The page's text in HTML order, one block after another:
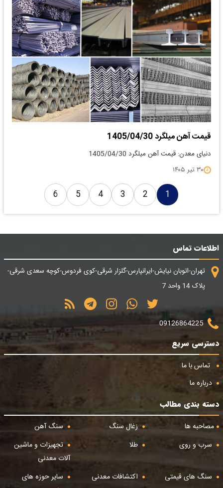
قیمت آهن میلگرد 1405/04/30
دنیای معدن: قیمت آهن میلگرد 1405/04/30
۳۰ تیر ۱۴۰۵
1
2
3
4
5
6
اطلاعات تماس
تهران-اتوبان نیایش-ایرانپارس-گلزار شرقی-کوی فردوس-کوچه سعدی شرقی-
پلاک 14 واحد 7
09126864225
دسترسی سریع
تماس با ما
درباره ما
دسته بندی مطالب
مصاحبه ها
زغال سنگ
سنگ آهن
سرب و روی
طلا
تجهیزات و ماشین
آلات معدنی
سنگ های قیمتی
اکتشافات معدنی
سایر حوزه های